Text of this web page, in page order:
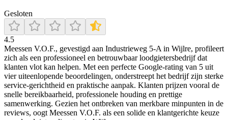
Gesloten
4.5
Meessen V.O.F., gevestigd aan Industrieweg 5‑A in Wijlre, profileert
zich als een professioneel en betrouwbaar loodgietersbedrijf dat
klanten vlot kan helpen. Met een perfecte Google‑rating van 5 uit
vier uiteenlopende beoordelingen, onderstreept het bedrijf zijn sterke
service‑gerichtheid en praktische aanpak. Klanten prijzen vooral de
snelle bereikbaarheid, professionele houding en prettige
samenwerking. Gezien het ontbreken van merkbare minpunten in de
reviews, oogt Meessen V.O.F. als een solide en klantgerichte keuze